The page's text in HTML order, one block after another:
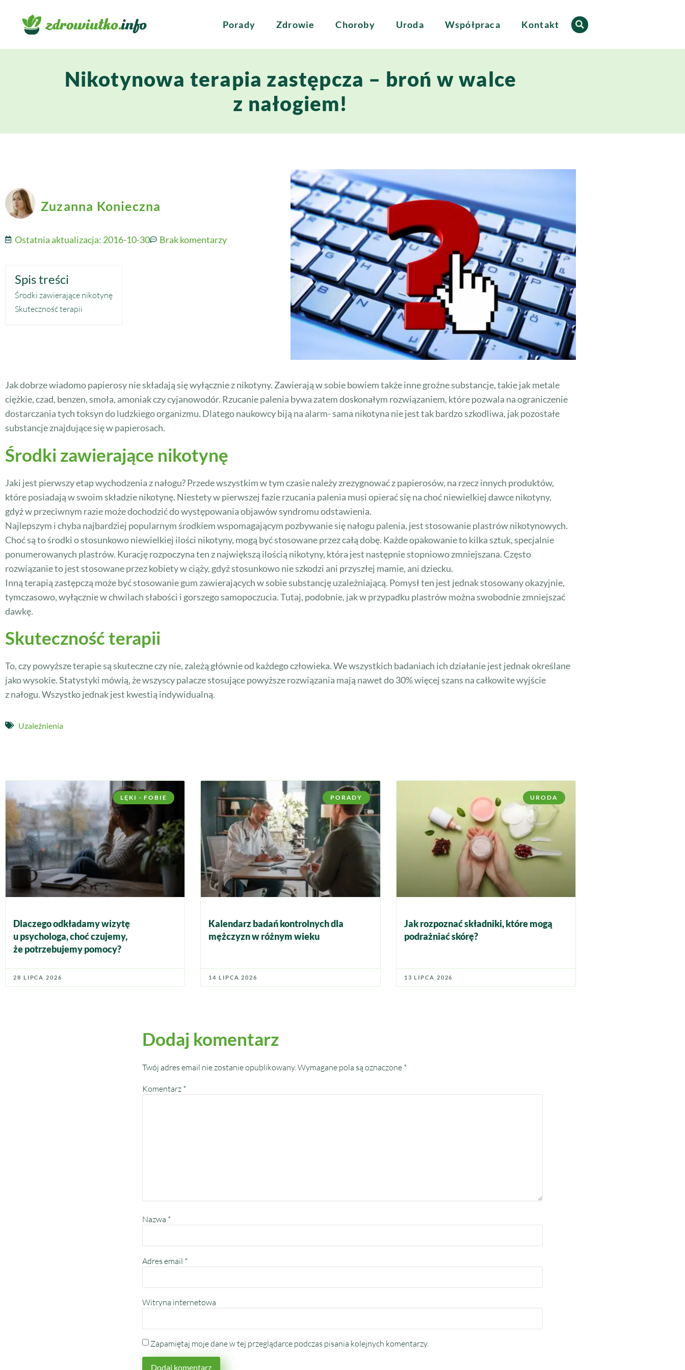
Porady Zdrowie Choroby Uroda Współpraca Kontakt
Nikotynowa terapia zastępcza – broń w walce
z nałogiem!
Zuzanna Konieczna
Ostatnia aktualizacja: 2016-10-30 Brak komentarzy
Spis treści
Środki zawierające nikotynę
Skuteczność terapii
Jak dobrze wiadomo papierosy nie składają się wyłącznie z nikotyny. Zawierają w sobie bowiem także inne groźne substancje, takie jak metale
ciężkie, czad, benzen, smoła, amoniak czy cyjanowodór. Rzucanie palenia bywa zatem doskonałym rozwiązaniem, które pozwala na ograniczenie
dostarczania tych toksyn do ludzkiego organizmu. Dlatego naukowcy biją na alarm- sama nikotyna nie jest tak bardzo szkodliwa, jak pozostałe
substancje znajdujące się w papierosach.
Środki zawierające nikotynę
Jaki jest pierwszy etap wychodzenia z nałogu? Przede wszystkim w tym czasie należy zrezygnować z papierosów, na rzecz innych produktów,
które posiadają w swoim składzie nikotynę. Niestety w pierwszej fazie rzucania palenia musi opierać się na choć niewielkiej dawce nikotyny,
gdyż w przeciwnym razie może dochodzić do występowania objawów syndromu odstawienia.
Najlepszym i chyba najbardziej popularnym środkiem wspomagającym pozbywanie się nałogu palenia, jest stosowanie plastrów nikotynowych.
Choć są to środki o stosunkowo niewielkiej ilości nikotyny, mogą być stosowane przez całą dobę. Każde opakowanie to kilka sztuk, specjalnie
ponumerowanych plastrów. Kurację rozpoczyna ten z największą ilością nikotyny, która jest następnie stopniowo zmniejszana. Często
rozwiązanie to jest stosowane przez kobiety w ciąży, gdyż stosunkowo nie szkodzi ani przyszłej mamie, ani dziecku.
Inną terapią zastępczą może być stosowanie gum zawierających w sobie substancję uzależniającą. Pomysł ten jest jednak stosowany okazyjnie,
tymczasowo, wyłącznie w chwilach słabości i gorszego samopoczucia. Tutaj, podobnie, jak w przypadku plastrów można swobodnie zmniejszać
dawkę.
Skuteczność terapii
To, czy powyższe terapie są skuteczne czy nie, zależą głównie od każdego człowieka. We wszystkich badaniach ich działanie jest jednak określane
jako wysokie. Statystyki mówią, że wszyscy palacze stosujące powyższe rozwiązania mają nawet do 30% więcej szans na całkowite wyjście
z nałogu. Wszystko jednak jest kwestią indywidualną.
Uzależnienia
LĘKI - FOBIE
Dlaczego odkładamy wizytę
u psychologa, choć czujemy,
że potrzebujemy pomocy?
28 LIPCA 2026
PORADY
Kalendarz badań kontrolnych dla
mężczyzn w różnym wieku
14 LIPCA 2026
URODA
Jak rozpoznać składniki, które mogą
podrażniać skórę?
13 LIPCA 2026
Dodaj komentarz
Twój adres email nie zostanie opublikowany.Wymagane pola są oznaczone *
Komentarz *
Nazwa *
Adres email *
Witryna internetowa
Zapamiętaj moje dane w tej przeglądarce podczas pisania kolejnych komentarzy.